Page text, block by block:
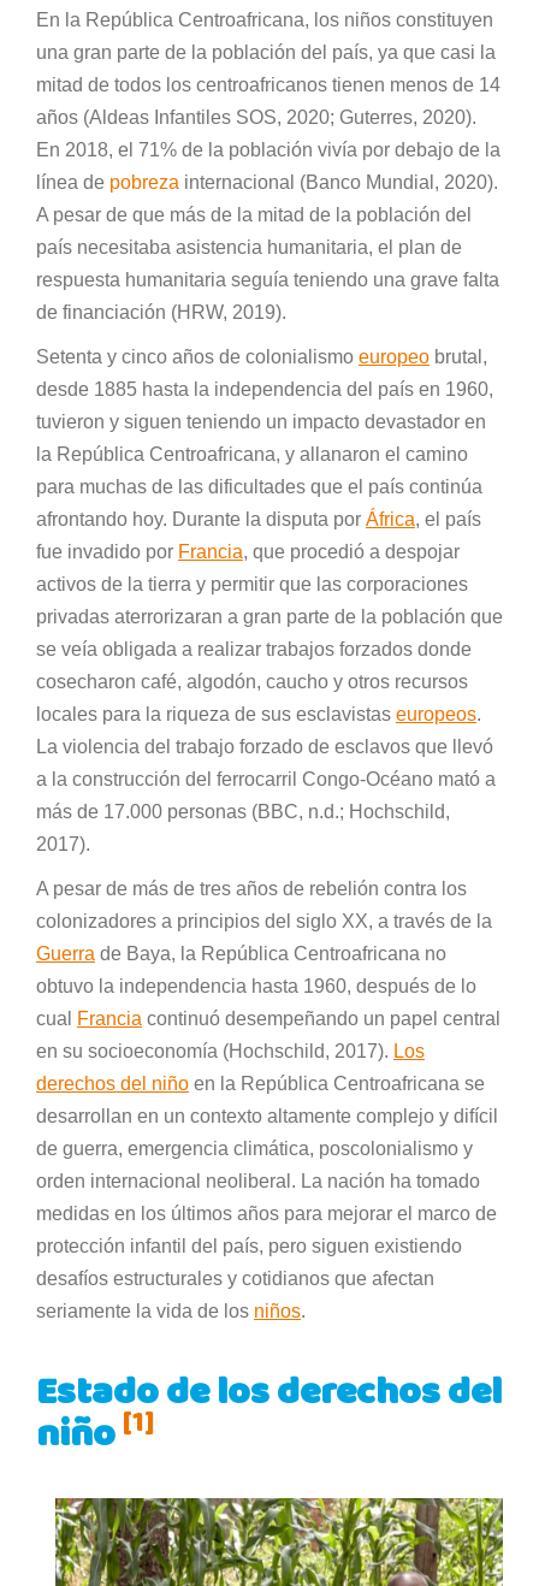
En la República Centroafricana, los niños constituyen
una gran parte de la población del país, ya que casi la
mitad de todos los centroafricanos tienen menos de 14
años (Aldeas Infantiles SOS, 2020; Guterres, 2020).
En 2018, el 71% de la población vivía por debajo de la
línea de pobreza internacional (Banco Mundial, 2020).
A pesar de que más de la mitad de la población del
país necesitaba asistencia humanitaria, el plan de
respuesta humanitaria seguía teniendo una grave falta
de financiación (HRW, 2019).
Setenta y cinco años de colonialismo europeo brutal,
desde 1885 hasta la independencia del país en 1960,
tuvieron y siguen teniendo un impacto devastador en
la República Centroafricana, y allanaron el camino
para muchas de las dificultades que el país continúa
afrontando hoy. Durante la disputa por África, el país
fue invadido por Francia, que procedió a despojar
activos de la tierra y permitir que las corporaciones
privadas aterrorizaran a gran parte de la población que
se veía obligada a realizar trabajos forzados donde
cosecharon café, algodón, caucho y otros recursos
locales para la riqueza de sus esclavistas europeos.
La violencia del trabajo forzado de esclavos que llevó
a la construcción del ferrocarril Congo-Océano mató a
más de 17.000 personas (BBC, n.d.; Hochschild,
2017).
A pesar de más de tres años de rebelión contra los
colonizadores a principios del siglo XX, a través de la
Guerra de Baya, la República Centroafricana no
obtuvo la independencia hasta 1960, después de lo
cual
Francia continuó desempeñando un papel central
en su socioeconomía (Hochschild, 2017). Los
derechos del niño en la República Centroafricana se
desarrollan en un contexto altamente complejo y difícil
de guerra, emergencia climática, poscolonialismo y
orden internacional neoliberal. La nación ha tomado
medidas en los últimos años para mejorar el marco de
protección infantil del país, pero siguen existiendo
desafíos estructurales y cotidianos que afectan
seriamente la vida de los niños.
Estado de los derechos del
niño[1]